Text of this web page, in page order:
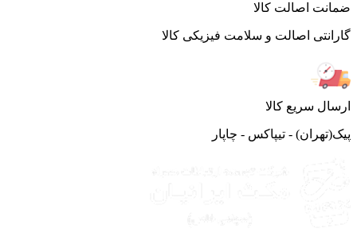
اصالت کالا
اصالت و سلامت فیزیکی کالا
سریع کالا
- تیپاکس - چاپار